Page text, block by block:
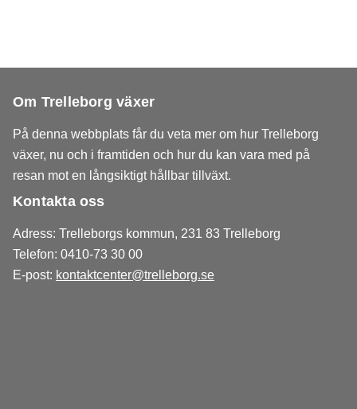
Om Trelleborg växer
På denna webbplats får du veta mer om hur Trelleborg
växer, nu och i framtiden och hur du kan vara med på
resan mot en långsiktigt hållbar tillväxt.
Kontakta oss
Adress: Trelleborgs kommun, 231 83 Trelleborg
Telefon: 0410-73 30 00
E-post: kontaktcenter@trelleborg.se